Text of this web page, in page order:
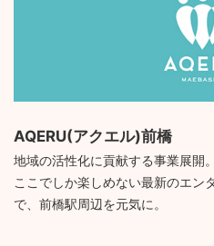
AQERU(アクエル)前橋
地域の活性化に貢献する事業展開。
ここでしか楽しめない最新のエン
で、前橋駅周辺を元気に。